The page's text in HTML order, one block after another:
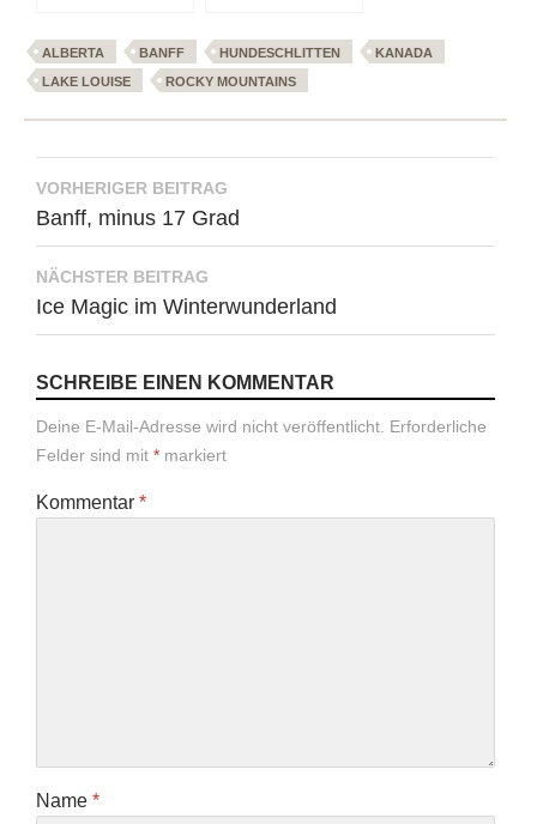
ALBERTA BANFF HUNDESCHLITTEN
KANADA
LAKE LOUISE
ROCKY MOUNTAINS
Beitragsnavigation
VORHERIGER BEITRAG
Banff, minus 17 Grad
NÄCHSTER BEITRAG
Ice Magic im Winterwunderland
SCHREIBE EINEN KOMMENTAR
Deine E-Mail-Adresse wird nicht veröffentlicht. Erforderliche
Felder sind mit * markiert
Kommentar *
Name *